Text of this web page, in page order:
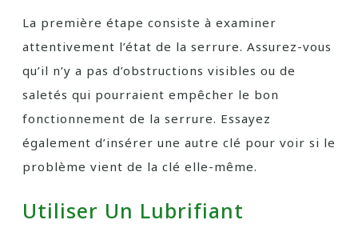
La première étape consiste à examiner
attentivement l’état de la serrure. Assurez-vous
qu’il n’y a pas d’obstructions visibles ou de
saletés qui pourraient empêcher le bon
fonctionnement de la serrure. Essayez
également d’insérer une autre clé pour voir si le
problème vient de la clé elle-même.
Utiliser Un Lubrifiant